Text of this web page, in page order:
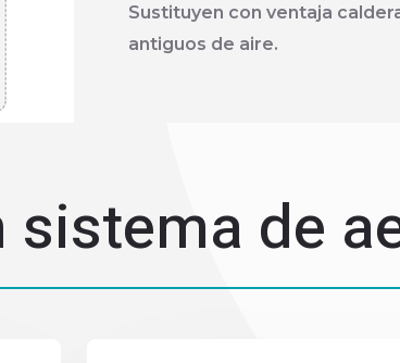
Sustituyen con ventaja
antiguos de aire.
de